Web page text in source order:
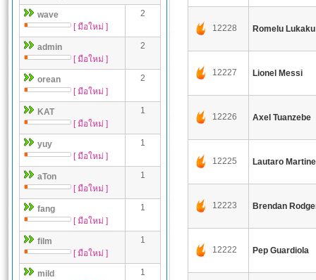
wave
[ มือใหม่ ]
2
admin
[ มือใหม่ ]
2
orean
[ มือใหม่ ]
2
KAT
[ มือใหม่ ]
1
yuy
[ มือใหม่ ]
1
aTon
[ มือใหม่ ]
1
fang
[ มือใหม่ ]
1
film
[ มือใหม่ ]
1
mild
1
12228 Romelu Lukaku
12227 Lionel Messi
12226 Axel Tuanzebe
12225 Lautaro
12223 Brendan
12222 Pep Guardiola